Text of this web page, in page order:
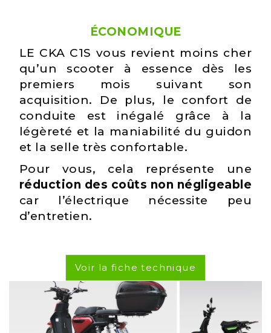
ÉCONOMIQUE
LE CKA C1S vous revient moins cher
qu’un scooter à essence dès les
premiers mois suivant son
acquisition. De plus, le confort de
conduite est inégalé grâce à la
légèreté et la maniabilité du guidon
et la selle très confortable.
Pour vous, cela représente une
réduction des coûts non négligeable
car l’électrique nécessite peu
d’entretien.
Voir la fiche technique